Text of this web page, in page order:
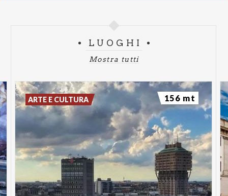
LUOGHI
Mostra tutti
ARTE E CULTURA 156 mt